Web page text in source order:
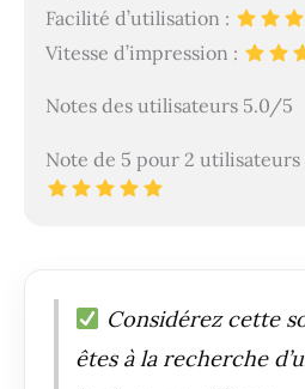
Facilité d’utilisation :
Vitesse d’impression :
Notes des utilisateurs 5.0/5
Note de 5 pour 2 utilisateurs
Considérez cette
êtes à la recherche